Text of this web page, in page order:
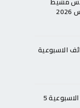
الاسبوعية 5 اغسطس 2026
الاسبوعية
عروض بن داود جدة الاسبوعية 5